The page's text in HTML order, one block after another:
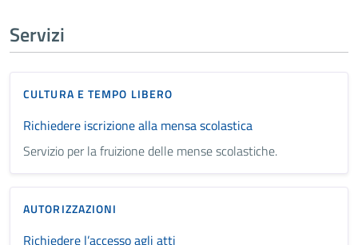
Servizi
CULTURA E TEMPO LIBERO
Richiedere iscrizione alla mensa scolastica
Servizio per la fruizione delle mense scolastiche.
AUTORIZZAZIONI
Richiedere l’accesso agli atti